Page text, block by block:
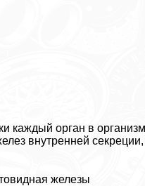
каждый орган в
внутренней секреции,
железы